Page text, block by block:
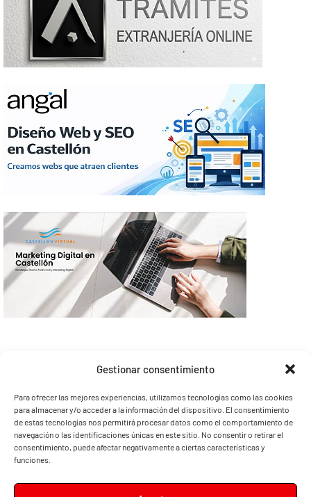
Gestionar consentimiento
Para ofrecer las mejores experiencias, utilizamos tecnologías como las cookies
para almacenar y/o acceder a la información del dispositivo. El consentimiento
de estas tecnologías nos permitirá procesar datos como el comportamiento de
navegación o las identificaciones únicas en este sitio. No consentir o retirar el
consentimiento, puede afectar negativamente a ciertas características y
funciones.